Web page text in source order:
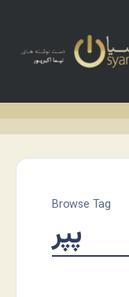
Browse Tag
پپر